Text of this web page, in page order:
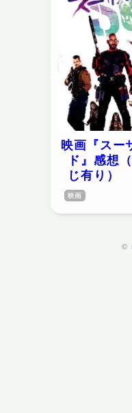
映画『スー
ド』感想
じ有り）
映画
©